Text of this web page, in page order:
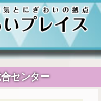
センター